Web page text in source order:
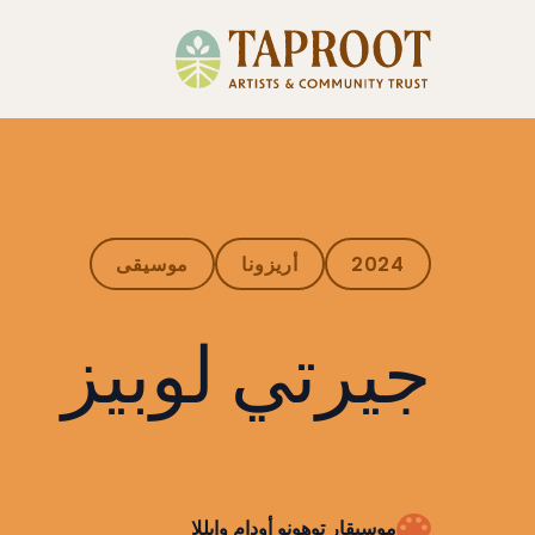
تابروت | تحالف كاليفورنيا للفنون
2024 أريزونا موسيقى
جيرتي لوبيز
موسيقار توهونو أودام وايللا